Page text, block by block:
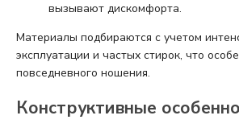
вызывают дискомфорта.
Материалы подбираются с учетом
эксплуатации и частых стирок, что
повседневного ношения.
Конструктивные